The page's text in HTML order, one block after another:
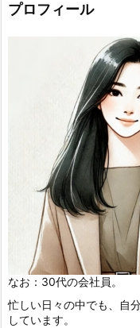
プロフィール
なお：30代の会社員。
忙しい日々の中でも、自
しています。